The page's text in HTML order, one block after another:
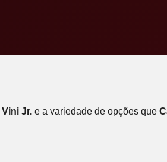
Vini Jr. e a variedade de opções que